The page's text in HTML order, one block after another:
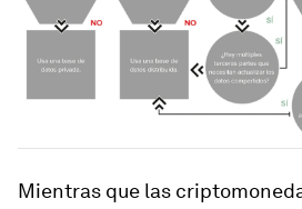
Mientras que las